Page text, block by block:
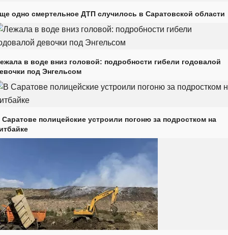
одно смертельное ДТП случилось в Саратовской области
в воде вниз головой: подробности гибели годовалой
под Энгельсом
Саратове полицейские устроили погоню за подростком на